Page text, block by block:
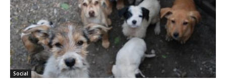
Social